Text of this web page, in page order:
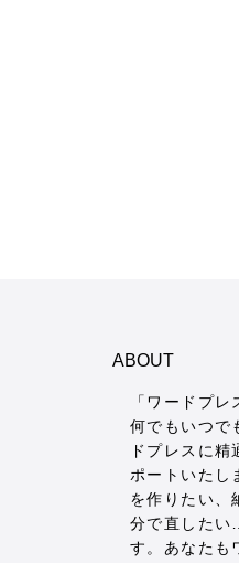
ABOUT
「ワードプ
何でもいつで
ドプレスに
ポートいたし
を作りたい、
分で直したい
す。あなたも